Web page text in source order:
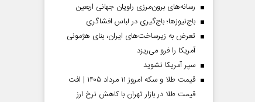
رسانه‌های برون‌مرزی راویان جهانی اربعین
باج‌نیوزها؛ باج‌گیری در لباس افشاگری
تعرض به زیرساخت‌های ایران، بنای هژمونی
آمریکا را فرو می‌ریزد
سپر آمریکا نشوید
قیمت طلا و سکه امروز ۱۱ مرداد ۱۴۰۵ | افت
قیمت طلا در بازار تهران با کاهش نرخ ارز